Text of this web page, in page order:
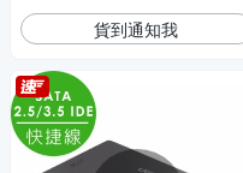
貨到通知我